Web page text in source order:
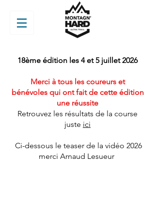
18ème édition les 4 et 5 juillet 2026​​​
Merci à tous les coureurs et
bénévoles qui ont fait de cette édition
une réussite
Retrouvez les résultats de la course
juste ici
Ci-dessous le teaser de la vidéo 2026
merci Arnaud Lesueur